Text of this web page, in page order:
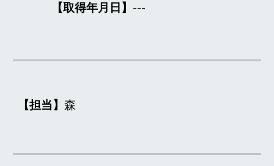
【取得年月日】 ---
【担当】森